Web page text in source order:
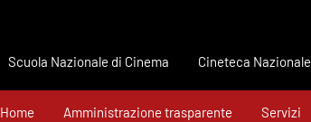
Scuola Nazionale di Cinema Cineteca Nazionale
Home Amministrazione trasparente Servizi